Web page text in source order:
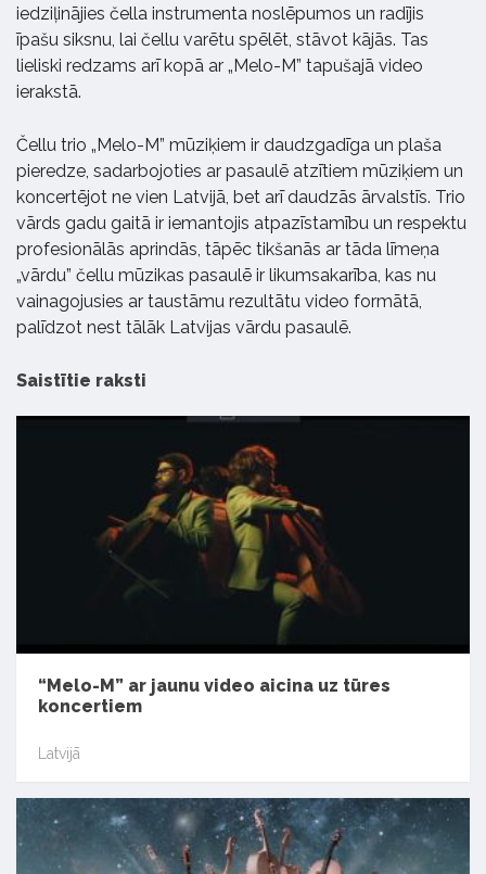
iedziļinājies čella instrumenta noslēpumos un radījis
īpašu siksnu, lai čellu varētu spēlēt, stāvot kājās. Tas
lieliski redzams arī kopā ar „Melo-M” tapušajā video
ierakstā.
Čellu trio „Melo-M” mūziķiem ir daudzgadīga un plaša
pieredze, sadarbojoties ar pasaulē atzītiem mūziķiem un
koncertējot ne vien Latvijā, bet arī daudzās ārvalstīs. Trio
vārds gadu gaitā ir iemantojis atpazīstamību un respektu
profesionālās aprindās, tāpēc tikšanās ar tāda līmeņa
„vārdu” čellu mūzikas pasaulē ir likumsakarība, kas nu
vainagojusies ar taustāmu rezultātu video formātā,
palīdzot nest tālāk Latvijas vārdu pasaulē.
Saistītie raksti
“Melo-M” ar jaunu video aicina uz tūres
koncertiem
Latvijā